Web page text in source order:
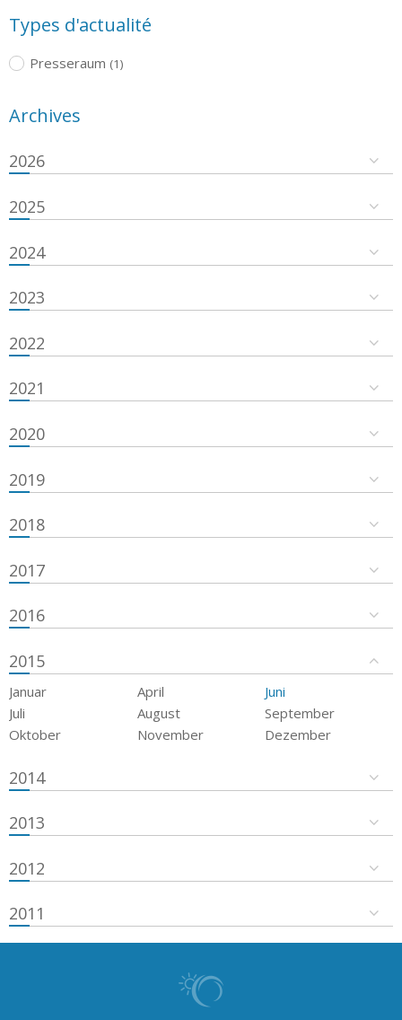
Types d'actualité
Presseraum (1)
Archives
2026
2025
2024
2023
2022
2021
2020
2019
2018
2017
2016
2015
Januar April
Juni
Juli
August
September
Oktober
November Dezember
2014
2013
2012
2011